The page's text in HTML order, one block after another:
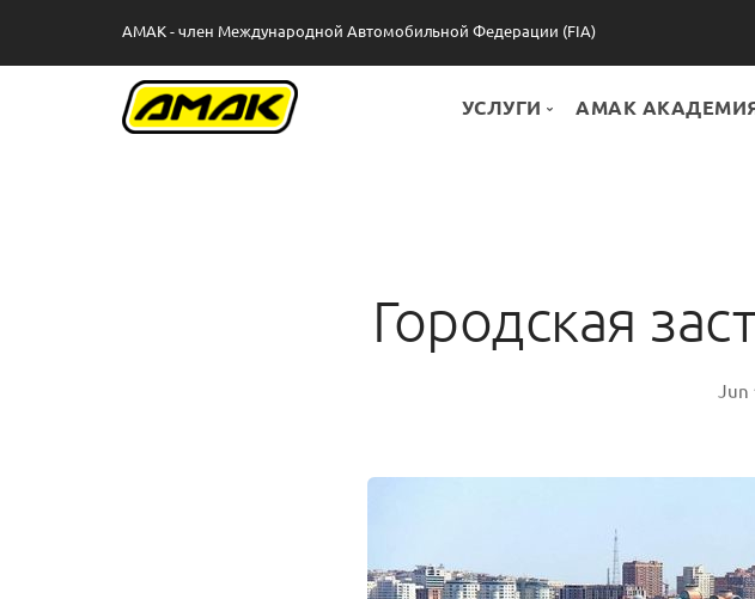
AMAK - член Международной Автомобильной Федерации (FIA)
УСЛУГИ AMAK
Городская
Jun